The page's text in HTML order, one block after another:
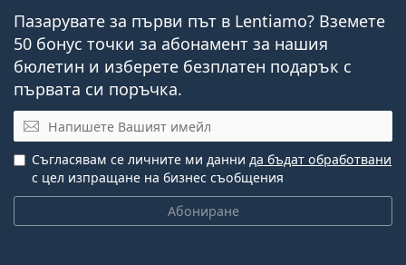
Пазарувате за първи път в Lentiamo? Вземете
50 бонус точки за абонамент за нашия
бюлетин и изберете безплатен подарък с
първата си поръчка.
Имейл
Абониране
Съгласявам се личните ми данни да бъдат обработвани
с цел изпращане на бизнес съобщения